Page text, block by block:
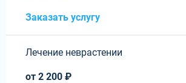
Заказать услугу
Лечение неврастении
от 2 200 ₽